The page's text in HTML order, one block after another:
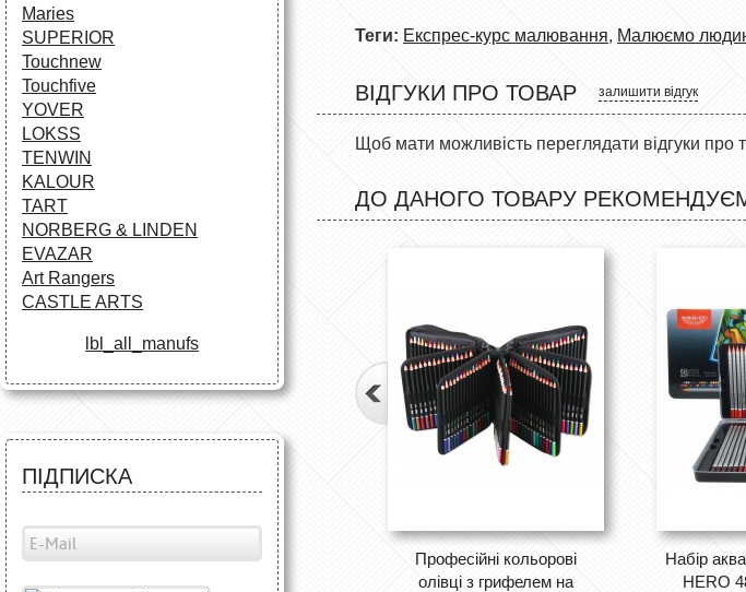
Maries
SUPERIOR
Touchnew
Touchfive
YOVER
LOKSS
TENWIN
KALOUR
TART
NORBERG & LINDEN
EVAZAR
Art Rangers
CASTLE ARTS
lbl_all_manufs
ПІДПИСКА
Теги: Експрес-курс малювання, Малюємо
ВІДГУКИ ПРО ТОВАР залишити відгук
Щоб мати можливість переглядати відгуки про
ДО ДАНОГО ТОВАРУ
Професійні кольорові
олівці з грифелем на
Набір
HERO